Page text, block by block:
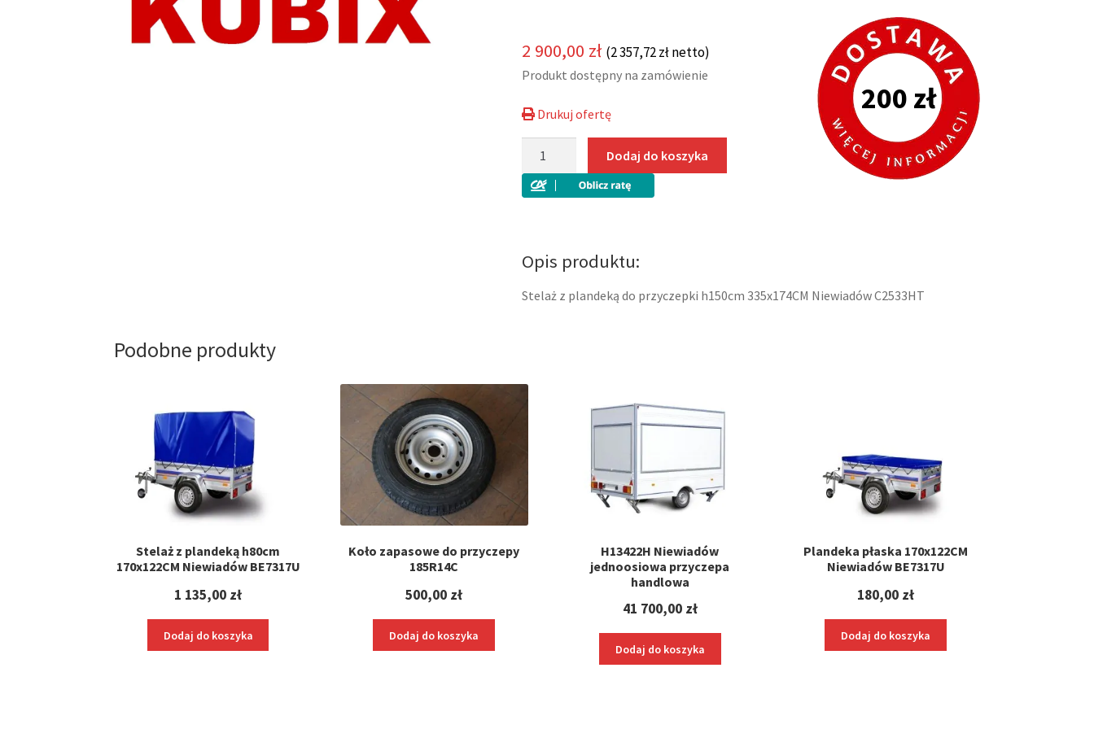
2 900,00 zł (2 357,72złnetto)
200 zł
Produkt dostępny na zamówienie
Drukuj ofertę
Niewiadów
C2533HT
Dodaj do koszyka
Opis produktu:
Stelaż z plandeką do przyczepki h150cm 335x174CM Niewiadów C2533HT
Podobne produkty
Stelaż z plandeką h80cm
170x122CM Niewiadów BE7317U
1 135,00 zł
Dodaj do koszyka
Koło zapasowe do przyczepy
185R14C
500,00 zł
Dodaj do koszyka
H13422H Niewiadów
jednoosiowa przyczepa
handlowa
41 700,00 zł
Dodaj do koszyka
Plandeka płaska 170x122CM
Niewiadów BE7317U
180,00 zł
Dodaj do koszyka